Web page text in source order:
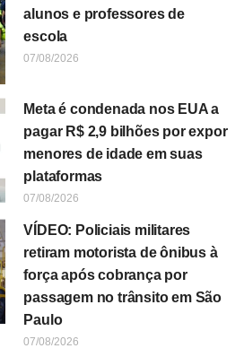
alunos e professores de
escola
07/08/2026
Meta é condenada nos EUA a
pagar R$ 2,9 bilhões por expor
menores de idade em suas
plataformas
07/08/2026
VÍDEO: Policiais militares
retiram motorista de ônibus à
força após cobrança por
passagem no trânsito em São
Paulo
07/08/2026